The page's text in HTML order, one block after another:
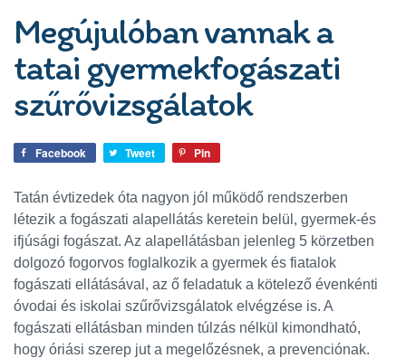
Megújulóban vannak a
tatai gyermekfogászati
szűrővizsgálatok
Facebook Tweet Pin
Tatán évtizedek óta nagyon jól működő rendszerben
létezik a fogászati alapellátás keretein belül, gyermek-és
ifjúsági fogászat. Az alapellátásban jelenleg 5 körzetben
dolgozó fogorvos foglalkozik a gyermek és fiatalok
fogászati ellátásával, az ő feladatuk a kötelező évenkénti
óvodai és iskolai szűrővizsgálatok elvégzése is. A
fogászati ellátásban minden túlzás nélkül kimondható,
hogy óriási szerep jut a megelőzésnek, a prevenciónak.